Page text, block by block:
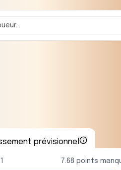
prévisionnel
7.68 points